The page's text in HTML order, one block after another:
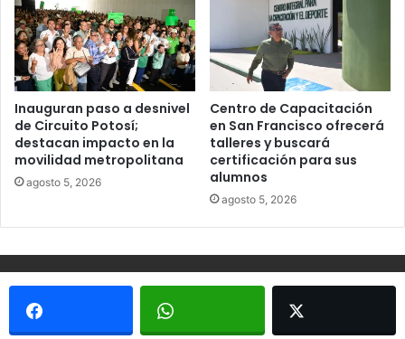
Inauguran paso a desnivel
de Circuito Potosí;
destacan impacto en la
movilidad metropolitana
agosto 5, 2026
Centro de Capacitación
en San Francisco ofrecerá
talleres y buscará
certificación para sus
alumnos
agosto 5, 2026
© Copyright 2026, Todos los derechos reservados - Metrópoli
San Luis 2013 |